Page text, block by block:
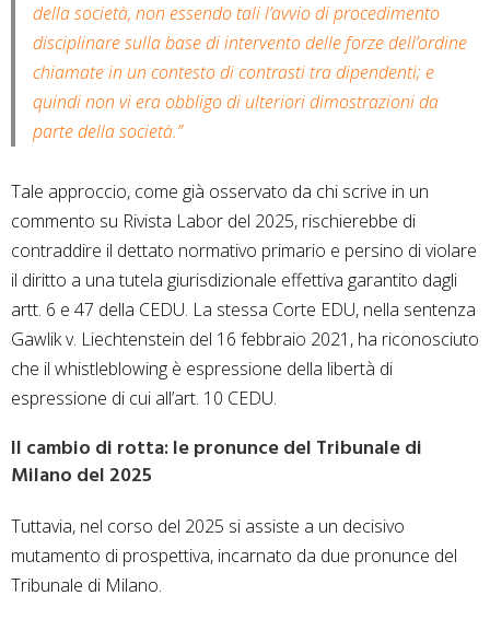
della società, non essendo tali l’avvio di procedimento
disciplinare sulla base di intervento delle forze dell’ordine
chiamate in un contesto di contrasti tra dipendenti; e
quindi non vi era obbligo di ulteriori dimostrazioni da
parte della società.”
Tale approccio, come già osservato da chi scrive in un
commento su Rivista Labor del 2025, rischierebbe di
contraddire il dettato normativo primario e persino di violare
il diritto a una tutela giurisdizionale effettiva garantito dagli
artt. 6 e 47 della CEDU. La stessa Corte EDU, nella sentenza
Gawlik v. Liechtenstein del 16 febbraio 2021, ha riconosciuto
che il whistleblowing è espressione della libertà di
espressione di cui all’art. 10 CEDU.
Il cambio di rotta: le pronunce del Tribunale di
Milano del 2025
Tuttavia, nel corso del 2025 si assiste a un decisivo
mutamento di prospettiva, incarnato da due pronunce del
Tribunale di Milano.